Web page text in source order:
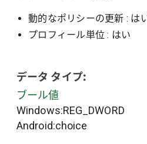
動的なポリシーの更新 : は
プロフィール単位 : はい
データ タイプ:
ブール値
Windows:REG_DWORD
Android:choice